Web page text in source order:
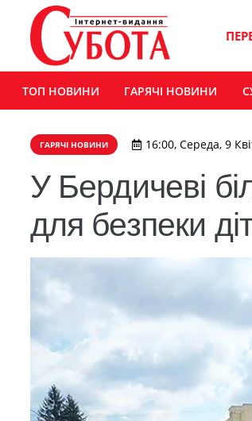
ТОП НОВИНИ ГАРЯЧІ НОВИНИ
ГАРЯЧІ НОВИНИ 16:00, Середа, 9
У Бердичеві
для безпеки